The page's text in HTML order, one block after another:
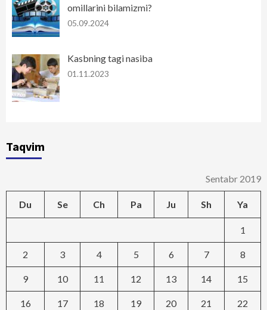
omillarini bilamizmi?
05.09.2024
Kasbning tagi nasiba
01.11.2023
Taqvim
Sentabr 2019
Du Se Ch Pa Ju Sh Ya
1
2 3 4 5 6 7 8
9 10 11 12 13 14 15
16 17 18 19 20 21 22